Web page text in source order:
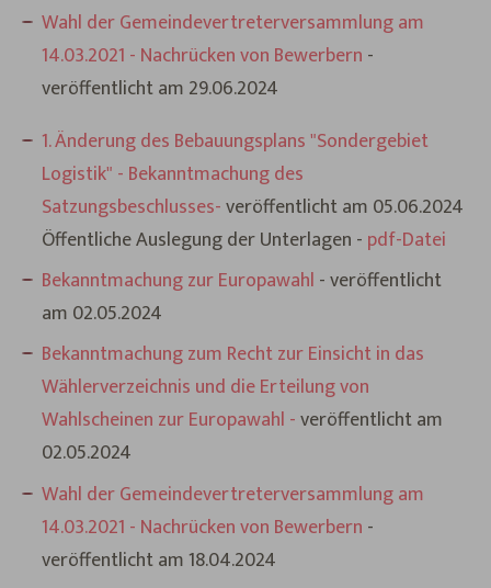
Wahl der Gemeindevertreterversammlung am
14.03.2021 - Nachrücken von Bewerbern -
veröffentlicht am 29.06.2024
1. Änderung des Bebauungsplans "Sondergebiet
Logistik" - Bekanntmachung des
Satzungsbeschlusses-veröffentlicht am 05.06.2024
Öffentliche Auslegung der Unterlagen - pdf-Datei
Bekanntmachung zur Europawahl - veröffentlicht
am 02.05.2024
Bekanntmachung zum Recht zur Einsicht in das
Wählerverzeichnis und die Erteilung von
Wahlscheinen zur Europawahl -veröffentlicht am
02.05.2024
Wahl der Gemeindevertreterversammlung am
14.03.2021 - Nachrücken von Bewerbern -
veröffentlicht am 18.04.2024